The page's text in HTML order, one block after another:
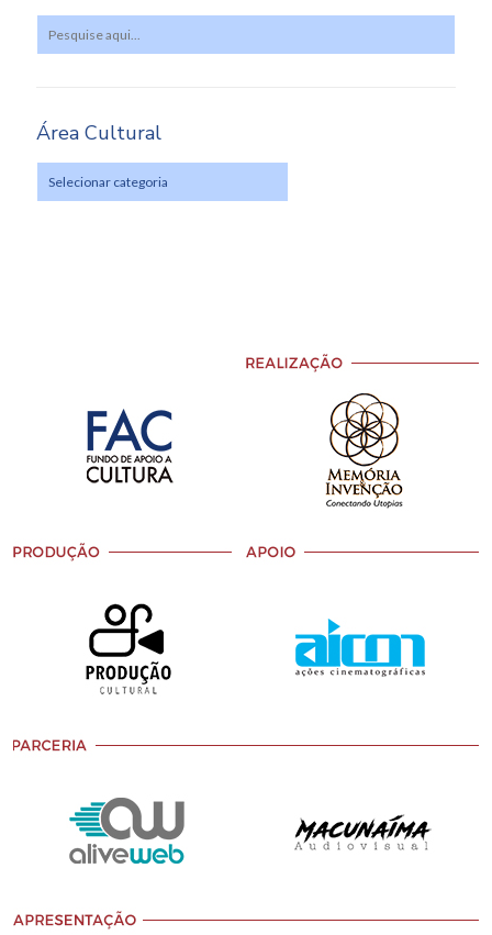
Área Cultural